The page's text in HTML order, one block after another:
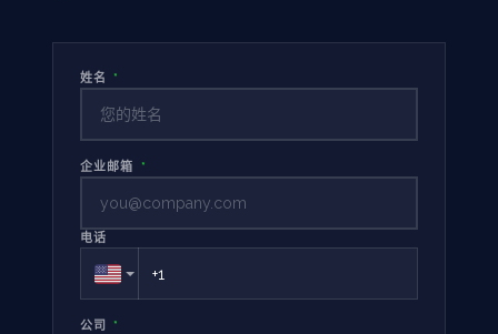
姓名 *
企业邮箱 *
电话
公司 *